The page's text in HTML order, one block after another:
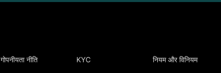
गोपनीयता नीति KYC नियम और विनियम